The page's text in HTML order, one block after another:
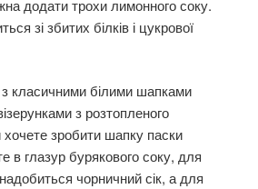
додати трохи лимонного соку.
зі збитих білків і цукрової
класичними білими шапками
з розтопленого
зробити шапку паски
в глазур бурякового соку, для
чорничний сік, а для